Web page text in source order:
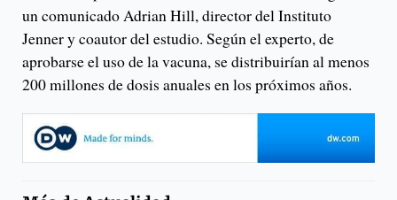
un comunicado Adrian Hill, director del Instituto
Jenner y coautor del estudio. Según el experto, de
aprobarse el uso de la vacuna, se distribuirían al menos
200 millones de dosis anuales en los próximos años.